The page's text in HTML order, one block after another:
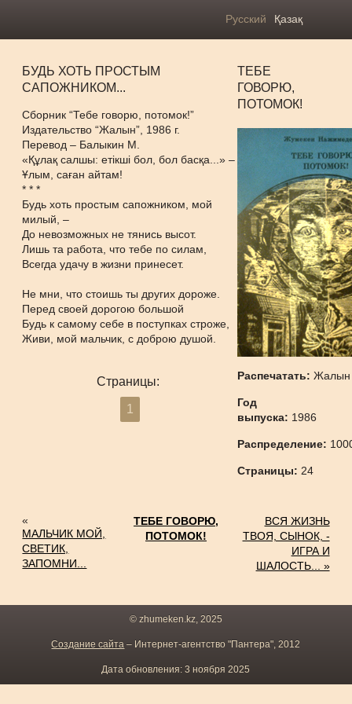
Русский Қазақ
БУДЬ ХОТЬ ПРОСТЫМ
САПОЖНИКОМ...
Сборник “Тебе говорю, потомок!”
Издательство “Жалын”, 1986 г.
Перевод – Балыкин М.
«Құлақ салшы: етікші бол, бол басқа...» –
Ұлым, саған айтам!
* * *
Будь хоть простым сапожником, мой
милый, –
До невозможных не тянись высот.
Лишь та работа, что тебе по силам,
Всегда удачу в жизни принесет.
Не мни, что стоишь ты других дороже.
Перед своей дорогою большой
Будь к самому себе в поступках строже,
Живи, мой мальчик, с доброю душой.
Страницы:
1
ТЕБЕ
ГОВОРЮ,
ПОТОМОК!
Распечатать:Жалын
Год
выпуска: 1986
Распределение:
Страницы: 24
«
МАЛЬЧИК МОЙ,
СВЕТИК,
ЗАПОМНИ...
ТЕБЕ ГОВОРЮ,
ПОТОМОК!
ВСЯ ЖИЗНЬ
ТВОЯ, СЫНОК, -
ИГРА И
ШАЛОСТЬ... »
© zhumeken.kz, 2025
Создание сайта – Интернет-агентство "Пантера", 2012
Дата обновления: 3 ноября 2025